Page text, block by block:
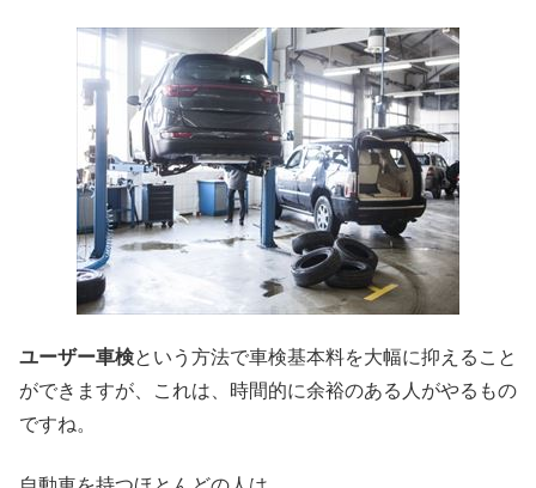
ユーザー車検という方法で車検基本料を大幅に抑えること
ができますが、これは、時間的に余裕のある人がやるもの
ですね。